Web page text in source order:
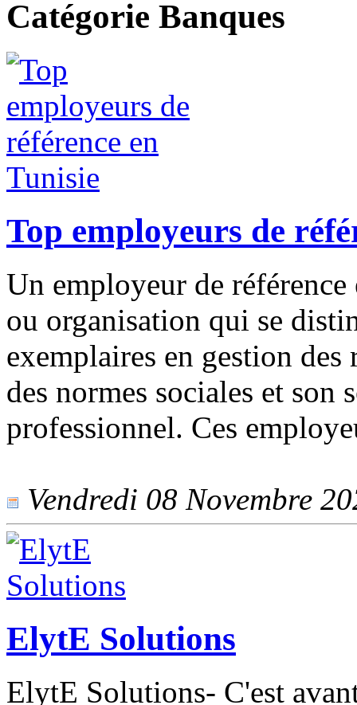
Catégorie Banques
Top employeurs de
Un employeur de
ou organisation qui se
exemplaires en gestion des
des normes sociales et son
professionnel. Ces
Vendredi 08 Novembre
ElytE Solutions
ElytE Solutions- C'est